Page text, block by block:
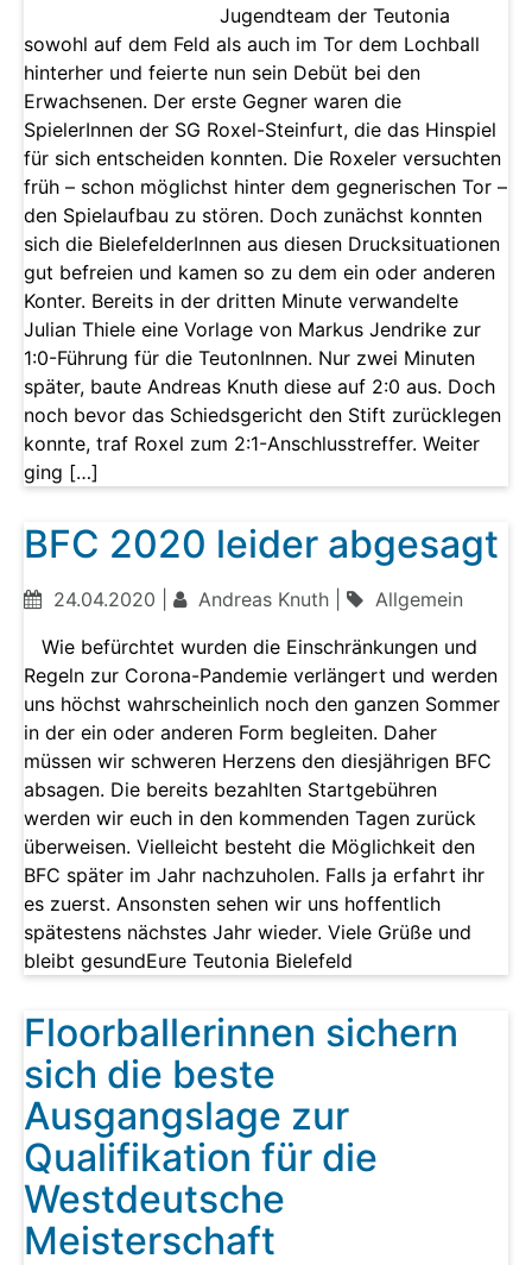
Jugendteam der Teutonia
sowohl auf dem Feld als auch im Tor dem Lochball
hinterher und feierte nun sein Debüt bei den
Erwachsenen. Der erste Gegner waren die
SpielerInnen der SG Roxel-Steinfurt, die das Hinspiel
für sich entscheiden konnten. Die Roxeler versuchten
früh – schon möglichst hinter dem gegnerischen Tor –
den Spielaufbau zu stören. Doch zunächst konnten
sich die BielefelderInnen aus diesen Drucksituationen
gut befreien und kamen so zu dem ein oder anderen
Konter. Bereits in der dritten Minute verwandelte
Julian Thiele eine Vorlage von Markus Jendrike zur
1:0-Führung für die TeutonInnen. Nur zwei Minuten
später, baute Andreas Knuth diese auf 2:0 aus. Doch
noch bevor das Schiedsgericht den Stift zurücklegen
konnte, traf Roxel zum 2:1-Anschlusstreffer. Weiter
ging […]
BFC 2020 leider abgesagt
24.04.2020 | Andreas Knuth |
Allgemein
Wie befürchtet wurden die Einschränkungen und
Regeln zur Corona-Pandemie verlängert und werden
uns höchst wahrscheinlich noch den ganzen Sommer
in der ein oder anderen Form begleiten. Daher
müssen wir schweren Herzens den diesjährigen BFC
absagen. Die bereits bezahlten Startgebühren
werden wir euch in den kommenden Tagen zurück
überweisen. Vielleicht besteht die Möglichkeit den
BFC später im Jahr nachzuholen. Falls ja erfahrt ihr
es zuerst. Ansonsten sehen wir uns hoffentlich
spätestens nächstes Jahr wieder. Viele Grüße und
bleibt gesundEure Teutonia Bielefeld
Floorballerinnen sichern
sich die beste
Ausgangslage zur
Qualifikation für die
Westdeutsche
Meisterschaft